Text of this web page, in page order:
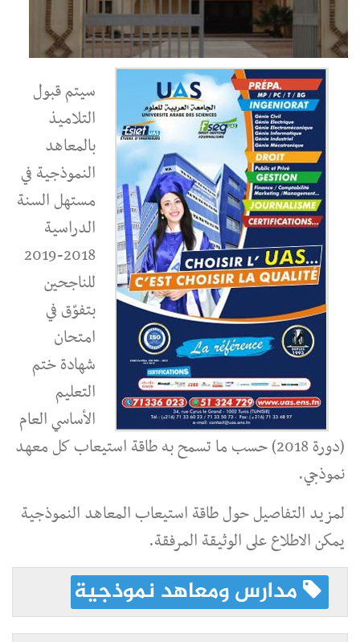
سيتم قبول
التلاميذ
بالمعاهد
النموذجية في
مستهل السنة
الدراسية
2018-2019
للناجحين
بتفوّق في
امتحان
شهادة ختم
التعليم
الأساسي العام
(دورة 2018) حسب ما تسمح به طاقة استيعاب كل معهد
نموذجي.
لمزيد التفاصيل حول طاقة استيعاب المعاهد النموذجية
يمكن الاطلاع على الوثيقة المرفقة.
مدارس ومعاهد نموذجية